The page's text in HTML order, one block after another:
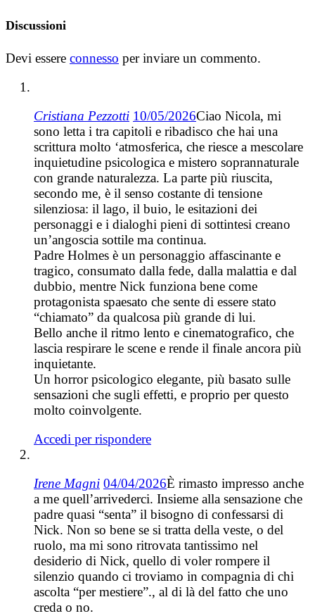
Discussioni
Devi essere connesso per inviare un commento.
Cristiana Pezzotti 10/05/2026Ciao Nicola, mi
sono letta i tra capitoli e ribadisco che hai una
scrittura molto ‘atmosferica, che riesce a mescolare
inquietudine psicologica e mistero soprannaturale
con grande naturalezza. La parte più riuscita,
secondo me, è il senso costante di tensione
silenziosa: il lago, il buio, le esitazioni dei
personaggi e i dialoghi pieni di sottintesi creano
un’angoscia sottile ma continua.
Padre Holmes è un personaggio affascinante e
tragico, consumato dalla fede, dalla malattia e dal
dubbio, mentre Nick funziona bene come
protagonista spaesato che sente di essere stato
“chiamato” da qualcosa più grande di lui.
Bello anche il ritmo lento e cinematografico, che
lascia respirare le scene e rende il finale ancora più
inquietante.
Un horror psicologico elegante, più basato sulle
sensazioni che sugli effetti, e proprio per questo
molto coinvolgente.
Accedi per rispondere
Irene Magni 04/04/2026È rimasto impresso anche
a me quell’arrivederci. Insieme alla sensazione che
padre quasi “senta” il bisogno di confessarsi di
Nick. Non so bene se si tratta della veste, o del
ruolo, ma mi sono ritrovata tantissimo nel
desiderio di Nick, quello di voler rompere il
silenzio quando ci troviamo in compagnia di chi
ascolta “per mestiere”., al di là del fatto che uno
creda o no.